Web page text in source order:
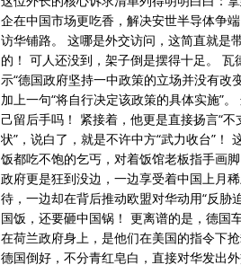
企在中国市场更吃香，解决安世半导体争
访华铺路。 这哪是外交访问，这简直就是
的！ 可人还没到，架子倒是摆得十足。 瓦
示“德国政府坚持一中政策的立场并没有改
加上一句“将自行决定该政策的具体实施”
己留后手吗！ 紧接着，他更是直接扬言“
状”，说白了，就是不许中方“武力收台”！
饭都吃不饱的乞丐，对着饭馆老板指手画
政府更是狂到没边，一边享受着中国上月
待，一边却在背后推动欧盟对华动用“反胁
国饭，还要砸中国锅！ 更离谱的是，德国
在荷兰政府身上，是他们在美国的指令下
德国倒好，不分青红皂白，直接对华发出